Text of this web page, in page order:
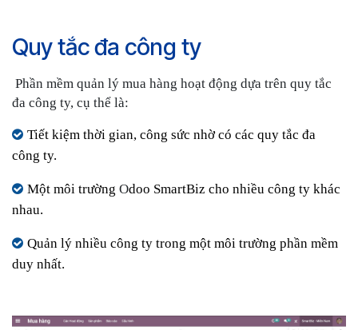
Quy tắc đa công ty
Phần mềm quản lý mua hàng hoạt động dựa trên quy tắc
đa công ty, cụ thể là:
Tiết kiệm thời gian, công sức nhờ có các quy tắc đa
công ty.
Một môi trường Odoo SmartBiz cho nhiều công ty khác
nhau.
Quản lý nhiều công ty trong một môi trường phần mềm
duy nhất.